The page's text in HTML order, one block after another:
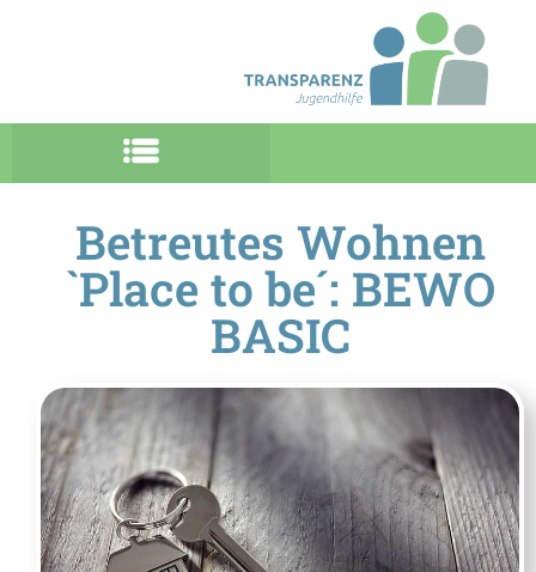
Betreutes Wohnen
`Place to be´: BEWO
BASIC